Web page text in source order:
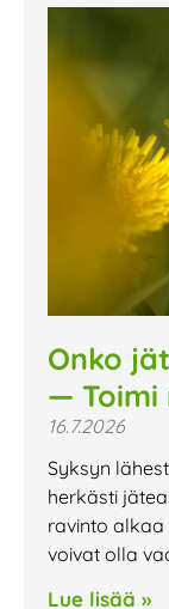
Onko
— Toimi
16.7.2026
Syksyn
herkästi
ravinto alkaa
voivat olla
Lue lisää »